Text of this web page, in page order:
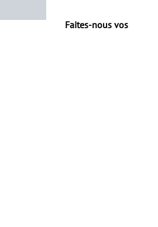
Faites-nous vos